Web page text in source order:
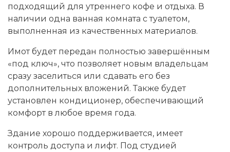
подходящий для утреннего кофе и отдыха. В
наличии одна ванная комната с туалетом,
выполненная из качественных материалов.
Имот будет передан полностью завершённым
«под ключ», что позволяет новым владельцам
сразу заселиться или сдавать его без
дополнительных вложений. Также будет
установлен кондиционер, обеспечивающий
комфорт в любое время года.
Здание хорошо поддерживается, имеет
контроль доступа и лифт. Под студией